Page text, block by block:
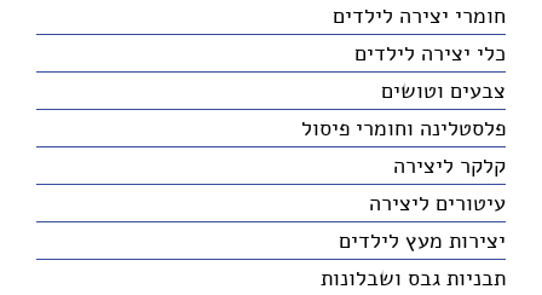
חומרי יצירה לילדים
כלי יצירה לילדים
צבעים וטושים
פלסטלינה וחומרי פיסול
קלקר ליצירה
עיטורים ליצירה
יצירות מעץ לילדים
תבניות גבס ושבלונות